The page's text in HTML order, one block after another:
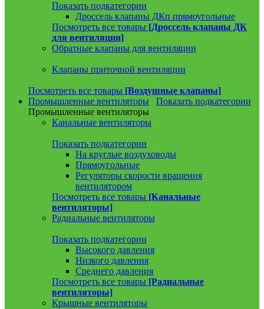
Показать подкатегории
Дроссель клапаны ДКп прямоугольные
Посмотреть все товары [Дроссель клапаны ДК
для вентиляции]
Обратные клапаны для вентиляции
Клапаны приточной вентиляции
Посмотреть все товары [Воздушные клапаны]
Промышленные вентиляторы
Показать подкатегории
Промышленные вентиляторы
Канальные вентиляторы
Показать подкатегории
На круглые воздуховоды
Прямоугольные
Регуляторы скорости вращения
вентилятором
Посмотреть все товары [Канальные
вентиляторы]
Радиальные вентиляторы
Показать подкатегории
Высокого давления
Низкого давления
Среднего давления
Посмотреть все товары [Радиальные
вентиляторы]
Крышные вентиляторы